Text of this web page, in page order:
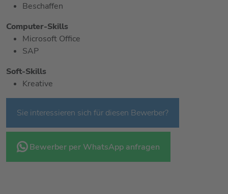
Beschaffen
Computer-Skills
Microsoft Office
SAP
Soft-Skills
Kreative
Sie interessieren sich für diesen Bewerber?
Bewerber per WhatsApp anfragen